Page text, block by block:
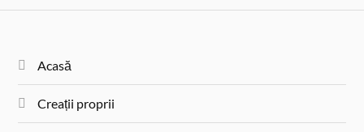
Acasă
Creații proprii